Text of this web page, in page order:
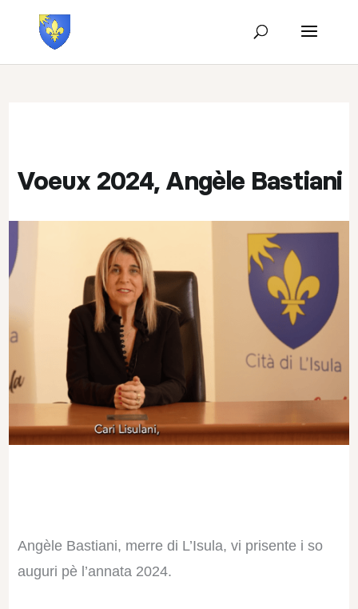
Voeux 2024, Angèle Bastiani
Angèle Bastiani, merre di L’Isula, vi prisente i so
auguri pè l’annata 2024.